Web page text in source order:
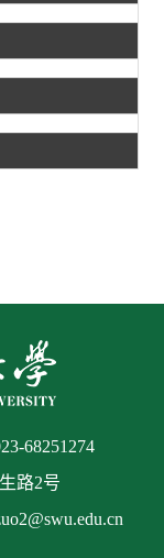
68251274
路2号